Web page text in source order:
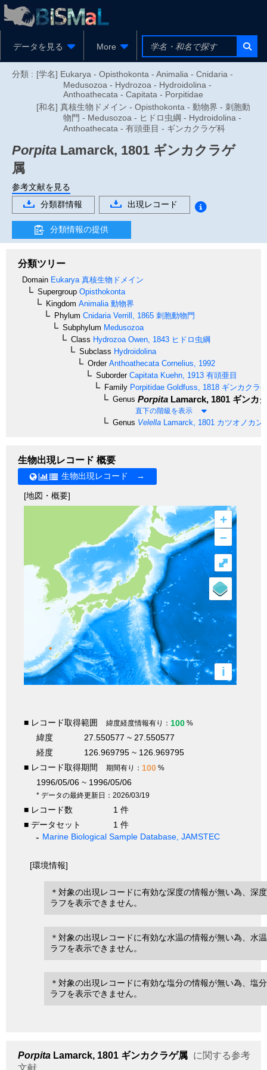
データを見る More
分類 : [学名] Eukarya - Opisthokonta - Animalia - Cnidaria -
Medusozoa - Hydrozoa - Hydroidolina -
Anthoathecata - Capitata - Porpitidae
[和名] 真核生物ドメイン - Opisthokonta - 動物界 - 刺胞動
物門 - Medusozoa - ヒドロ虫綱 - Hydroidolina -
Anthoathecata - 有頭亜目 - ギンカクラゲ科
Porpita Lamarck, 1801 ギンカクラゲ
属
参考文献を見る
分類群情報
出現レコード
分類情報の提供
分類ツリー
Domain Eukarya 真核生物ドメイン
Supergroup Opisthokonta
Kingdom Animalia 動物界
Phylum Cnidaria Verrill, 1865 刺胞動物門
Subphylum Medusozoa
Class Hydrozoa Owen, 1843 ヒドロ虫綱
Subclass Hydroidolina
OrderAnthoathecata Cornelius, 1992
SuborderCapitata Kuehn, 1913 有頭亜目
Family Porpitidae Goldfuss, 1818 ギンカクラ
Genus Porpita Lamarck, 1801 ギンカ
直下の階級を表示
Genus Velella Lamarck, 1801 カツオノカン
生物出現レコード 概要
生物出現レコード →
[地図・概要]
+
–
i
⤢
■ レコード取得範囲 緯度経度情報有り： 100 %
緯度
27.550577 ~ 27.550577
経度
126.969795 ~ 126.969795
■ レコード取得期間
期間有り： 100 %
1996/05/06 ~ 1996/05/06
* データの最終更新日：2026/03/19
■ レコード数
1 件
■ データセット
1 件
Marine Biological Sample Database, JAMSTEC
[環境情報]
＊対象の出現レコードに有効な深度の情報が無い為、深
ラフを表示できません。
＊対象の出現レコードに有効な水温の情報が無い為、水
ラフを表示できません。
＊対象の出現レコードに有効な塩分の情報が無い為、塩
ラフを表示できません。
Porpita Lamarck, 1801 ギンカクラゲ属 に関する参考